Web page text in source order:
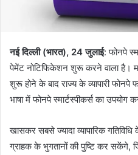
नई दिल्ली(भारत), 24जुलाई: फोनपे
पेमेंट नोटिफिकेशन शुरू करने वाला है।
शुरू होने के बाद राज्य के व्यापारी
भाषा में फोनपे स्मार्टस्पीकर्स का उपयोग
खासकर सबसे ज्यादा व्यापारिक गतिविधि
ग्राहक के भुगतानों की पुष्टि कर सकेंगे,